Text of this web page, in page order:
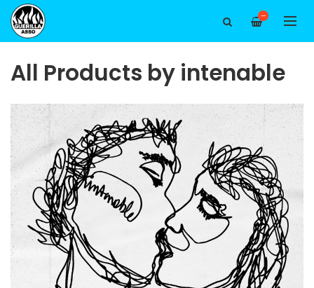
—
All Products by intenable